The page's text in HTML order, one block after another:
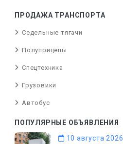
ПРОДАЖА ТРАНСПОРТА
Седельные тягачи
Полуприцепы
Спецтехника
Грузовики
Автобус
ПОПУЛЯРНЫЕ ОБЪЯВЛЕНИЯ
10 августа 2026